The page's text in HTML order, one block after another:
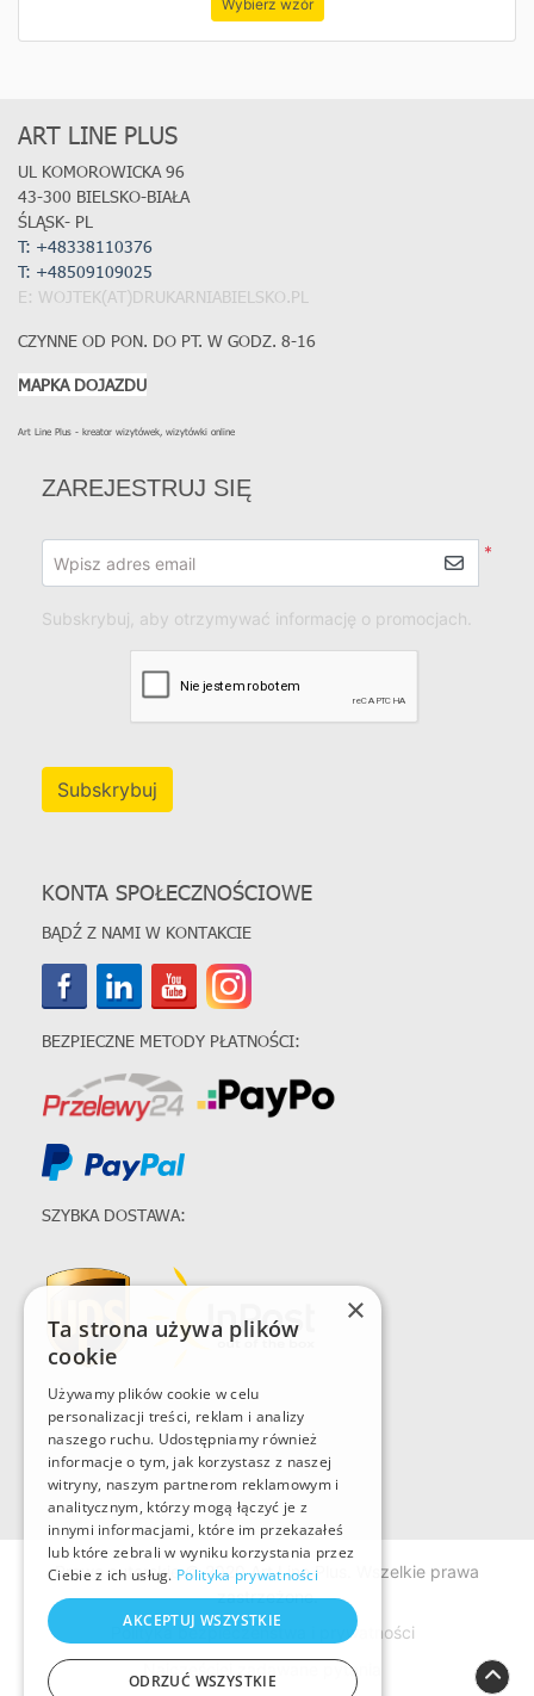
Wybierz wzór
ART LINE PLUS
UL KOMOROWICKA 96
43-300 BIELSKO-BIAŁA
ŚLĄSK- PL
T: +48338110376
T: +48509109025
E: WOJTEK(AT)DRUKARNIABIELSKO.PL
CZYNNE OD PON. DO PT. W GODZ. 8-16
MAPKA DOJAZDU
Art Line Plus - kreator wizytówek, wizytówki online
ZAREJESTRUJ SIĘ
*
Wpisz adres email
Subskrybuj, aby otrzymywać informację o promocjach.
Subskrybuj
KONTA SPOŁECZNOŚCIOWE
BĄDŹ Z NAMI W KONTAKCIE
BEZPIECZNE METODY PŁATNOŚCI:
SZYBKA DOSTAWA:
Prawo autorskie © 2020 Art Line Plus. Wszelkie prawa
zastrzeżone.
Polityka bezpieczeństwa i prywatności
Najczęściej zadawane pytania
×
Ta strona używa plików
cookie
Używamy plików cookie w celu
personalizacji treści, reklam i analizy
naszego ruchu. Udostępniamy również
informacje o tym, jak korzystasz z naszej
witryny, naszym partnerom reklamowym i
analitycznym, którzy mogą łączyć je z
innymi informacjami, które im przekazałeś
lub które zebrali w wyniku korzystania przez
Ciebie z ich usług. Polityka prywatności
AKCEPTUJ WSZYSTKIE
ODRZUĆ WSZYSTKIE